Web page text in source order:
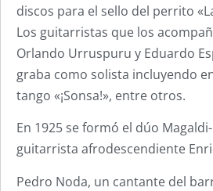
discos para el sello del perrito
Los guitarristas que los
Orlando Urruspuru y Eduardo
graba como solista incluyendo
tango «¡Sonsa!», entre otros.
En 1925 se formó el dúo
guitarrista afrodescendiente
Pedro Noda, un cantante del